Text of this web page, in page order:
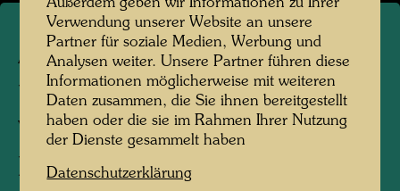
ARCH 107/I
UNTERWASSERSETZUNG
VON ATLANTIS -
ENTWURF I
Außerdem geben wir Informationen zu Ihrer
Verwendung unserer Website an unsere
Partner für soziale Medien, Werbung und
Analysen weiter. Unsere Partner führen diese
Informationen möglicherweise mit weiteren
Daten zusammen, die Sie ihnen bereitgestellt
haben oder die sie im Rahmen Ihrer Nutzung
der Dienste gesammelt haben
Datenschutzerklärung